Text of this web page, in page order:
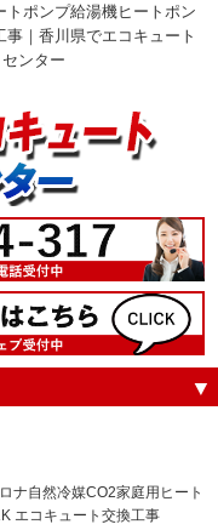
ポンプ給湯機ヒートポン
｜香川県でエコキュート
ンター
ナ自然冷媒CO2家庭用ヒート
エコキュート交換工事